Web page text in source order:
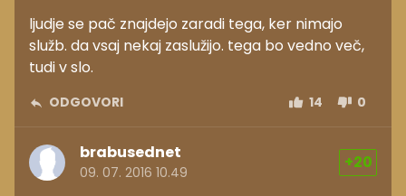
ljudje se pač znajdejo zaradi tega, ker nimajo
služb. da vsaj nekaj zaslužijo. tega bo vedno več,
tudi v slo.
ODGOVORI 14 0
brabusednet
09. 07. 2016 10.49
+20